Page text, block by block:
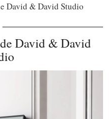
David & David Studio
David & David